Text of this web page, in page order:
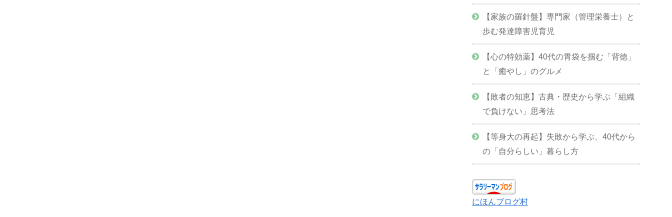
【家族の羅針盤】専門家（管理栄養士）と
歩む発達障害児育児
【心の特効薬】40代の胃袋を掴む「背徳」
と「癒やし」のグルメ
【敗者の知恵】古典・歴史から学ぶ「組織
で負けない」思考法
【等身大の再起】失敗から学ぶ、40代から
の「自分らしい」暮らし方
にほんブログ村